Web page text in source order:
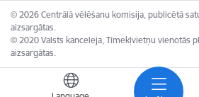
© 2026 Centrālā vēlēšanu komisija, publicētā
aizsargātas.
© 2020 Valsts kanceleja, Tīmekļvietņu vienotās
aizsargātas.